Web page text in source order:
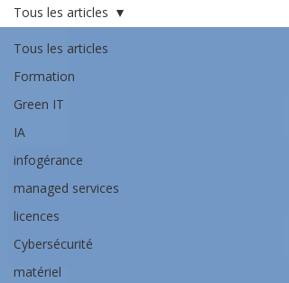
Tous les articles
Formation
Green IT
IA
infogérance
managed services
licences
Cybersécurité
matériel
Tous les articles